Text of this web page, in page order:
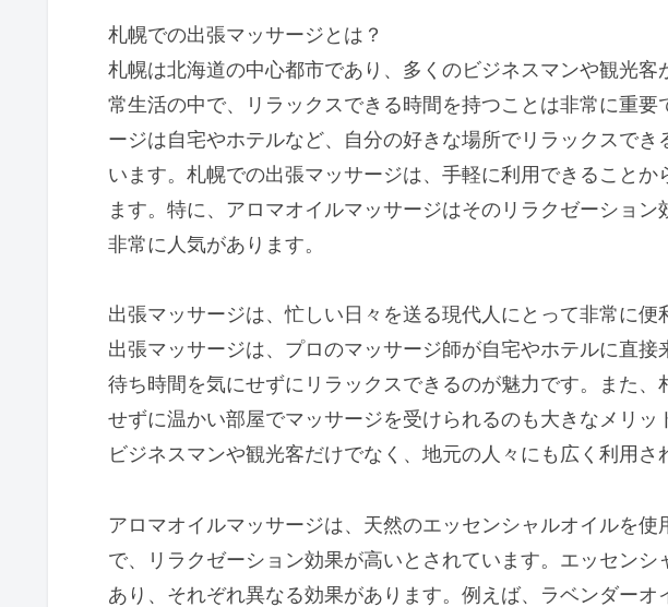
札幌での出張マッサージとは？
札幌は北海道の中心都市であり、多くのビジネスマンや観光客
常生活の中で、リラックスできる時間を持つことは非常に重要
ージは自宅やホテルなど、自分の好きな場所でリラックスでき
います。札幌での出張マッサージは、手軽に利用できることか
ます。特に、アロマオイルマッサージはそのリラクゼーション
非常に人気があります。
出張マッサージは、忙しい日々を送る現代人にとって非常に
出張マッサージは、プロのマッサージ師が自宅やホテルに直接
待ち時間を気にせずにリラックスできるのが魅力です。また、
せずに温かい部屋でマッサージを受けられるのも大きなメリッ
ビジネスマンや観光客だけでなく、地元の人々にも広く利用さ
アロマオイルマッサージは、天然のエッセンシャルオイルを使
で、リラクゼーション効果が高いとされています。エッセン
あり、それぞれ異なる効果があります。例えば、ラベンダーオ